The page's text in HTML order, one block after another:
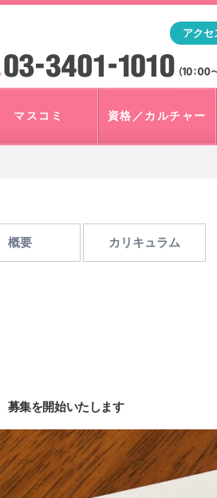
スコミを目指すなら"アスク"」テレビ
アクセ
検索
マスコミ 資格／カルチャー
概要 カリキュラム
募集を開始いたします